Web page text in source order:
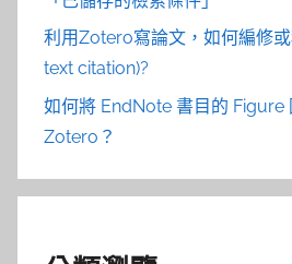
利用Zotero寫論文，如何編修
text citation)?
如何將 EndNote 書目的 Figure
Zotero？